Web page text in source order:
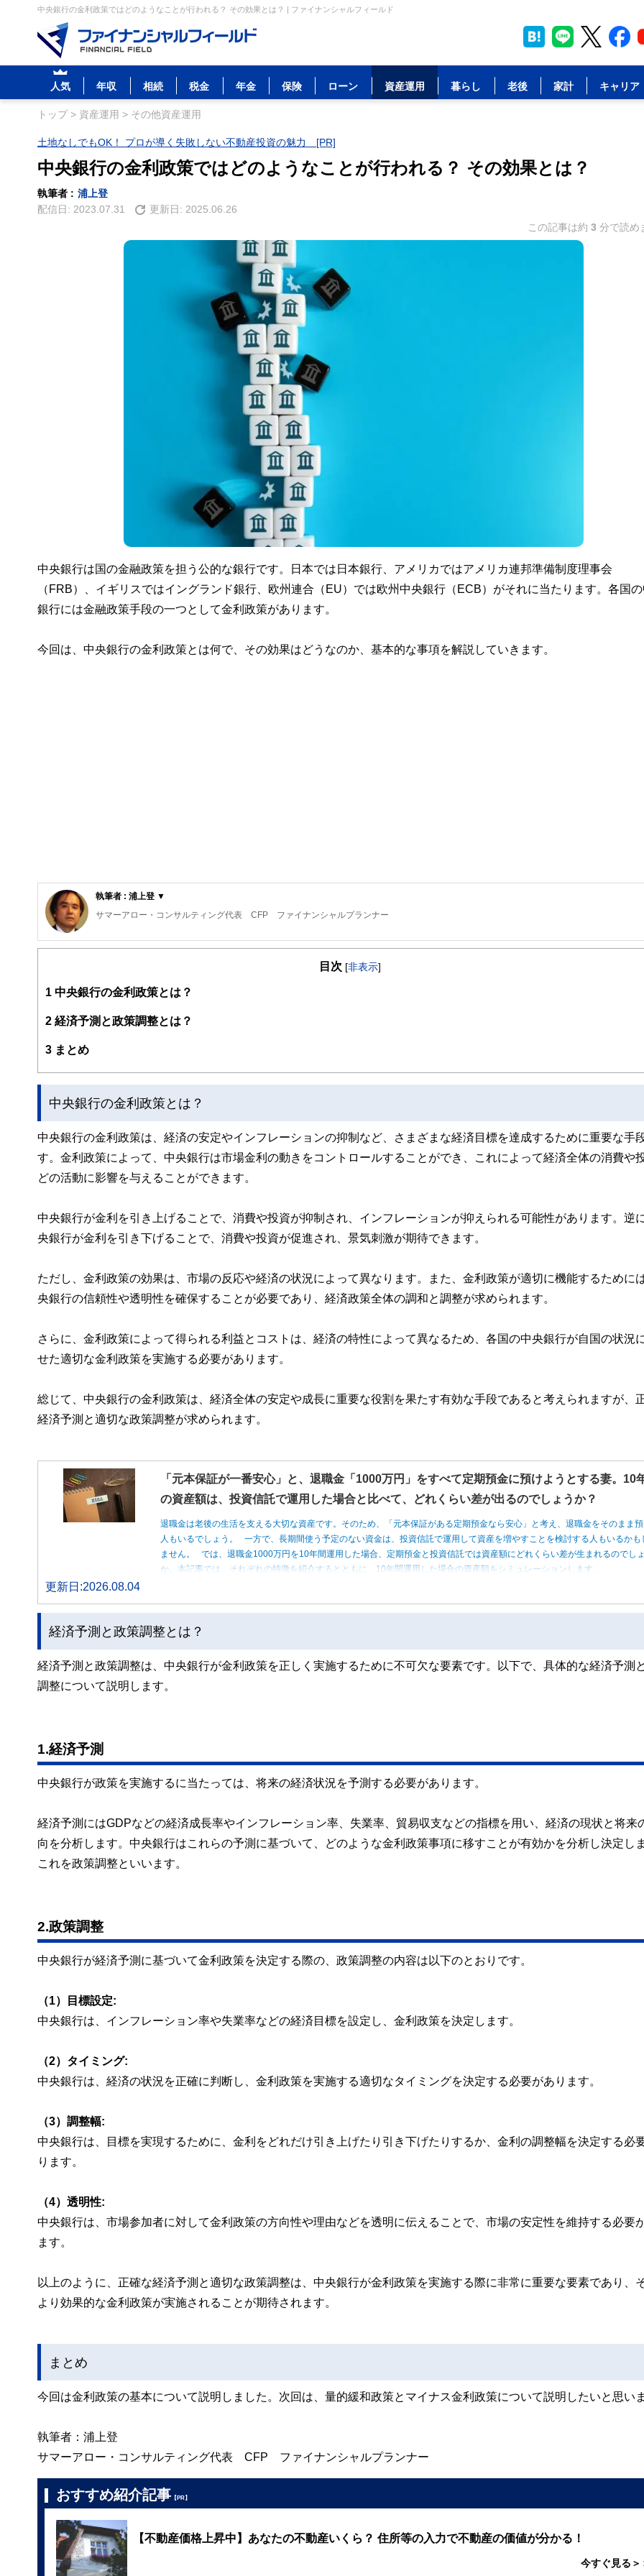
中央銀行の金利政策ではどのようなことが行われる？ その効果とは？ | ファイナンシャルフィールド
人気 年収 相続 税金 年金 保険 ローン 資産運用 暮らし 老後 家計 キャリア
トップ> 資産運用 > その他資産運用
土地なしでもOK！ プロが導く失敗しない不動産投資の魅力 [PR]
中央銀行の金利政策ではどのようなことが行われる？ その効果とは？
執筆者 : 浦上登
配信日: 2023.07.31 更新日: 2025.06.26
この記事は約 3 分で読め
中央銀行は国の金融政策を担う公的な銀行です。日本では日本銀行、アメリカではアメリカ連邦準備制度理事会
（FRB）、イギリスではイングランド銀行、欧州連合（EU）では欧州中央銀行（ECB）がそれに当たります。各国
銀行には金融政策手段の一つとして金利政策があります。
今回は、中央銀行の金利政策とは何で、その効果はどうなのか、基本的な事項を解説していきます。
執筆者 : 浦上登 ▼
サマーアロー・コンサルティング代表 CFP ファイナンシャルプランナー
東京の築地生まれ。魚市場や築地本願寺のある下町で育つ。
ファイナンシャル・プランナーの上位資格であるCFP（日本FP協会認定）を最速で取得。証券外務員第一種（日本証券業協会認定）。
幅広い分野をカバーし、これから人生の礎を築いていく若い人とともに、同年代の高齢者層から絶大な信頼を集めている。
現在、出版を記念して、サマーアロー・コンサルティングHPで無料FP相談を受け付け中。
早稲田大学卒業後、大手重工業メーカーに勤務、海外向けプラント輸出ビジネスに携わる。今までに訪れた国は35か国を超え、海外の話題に
るい。
サマーアロー・コンサルティングHPアドレス：https://briansummer.wixsite.com/summerarrow
目次 [非表示]
1 中央銀行の金利政策とは？
2 経済予測と政策調整とは？
3 まとめ
中央銀行の金利政策とは？
中央銀行の金利政策は、経済の安定やインフレーションの抑制など、さまざまな経済目標を達成するために重要な手
す。金利政策によって、中央銀行は市場金利の動きをコントロールすることができ、これによって経済全体の消費や
どの活動に影響を与えることができます。
中央銀行が金利を引き上げることで、消費や投資が抑制され、インフレーションが抑えられる可能性があります。逆
央銀行が金利を引き下げることで、消費や投資が促進され、景気刺激が期待できます。
ただし、金利政策の効果は、市場の反応や経済の状況によって異なります。また、金利政策が適切に機能するために
央銀行の信頼性や透明性を確保することが必要であり、経済政策全体の調和と調整が求められます。
さらに、金利政策によって得られる利益とコストは、経済の特性によって異なるため、各国の中央銀行が自国の状況
せた適切な金利政策を実施する必要があります。
総じて、中央銀行の金利政策は、経済全体の安定や成長に重要な役割を果たす有効な手段であると考えられますが、
経済予測と適切な政策調整が求められます。
「元本保証が一番安心」と、退職金「1000万円」をすべて定期預金に預けようとする妻。10
の資産額は、投資信託で運用した場合と比べて、どれくらい差が出るのでしょうか？
退職金は老後の生活を支える大切な資産です。そのため、「元本保証がある定期預金なら安心」と考え、退職金をそのまま預
人もいるでしょう。 一方で、長期間使う予定のない資金は、投資信託で運用して資産を増やすことを検討する人もいるかも
ません。 では、退職金1000万円を10年間運用した場合、定期預金と投資信託では資産額にどれくらい差が生まれるのでし
か。本記事では、それぞれの特徴を紹介するとともに、10年間運用した場合の資産額をシミュレーションします。
更新日:2026.08.04
経済予測と政策調整とは？
経済予測と政策調整は、中央銀行が金利政策を正しく実施するために不可欠な要素です。以下で、具体的な経済予測
調整について説明します。
1.経済予測
中央銀行が政策を実施するに当たっては、将来の経済状況を予測する必要があります。
経済予測にはGDPなどの経済成長率やインフレーション率、失業率、貿易収支などの指標を用い、経済の現状と将来
向を分析します。中央銀行はこれらの予測に基づいて、どのような金利政策事項に移すことが有効かを分析し決定しま
これを政策調整といいます。
2.政策調整
中央銀行が経済予測に基づいて金利政策を決定する際の、政策調整の内容は以下のとおりです。
（1）目標設定:
中央銀行は、インフレーション率や失業率などの経済目標を設定し、金利政策を決定します。
（2）タイミング:
中央銀行は、経済の状況を正確に判断し、金利政策を実施する適切なタイミングを決定する必要があります。
（3）調整幅:
中央銀行は、目標を実現するために、金利をどれだけ引き上げたり引き下げたりするか、金利の調整幅を決定する必
ります。
（4）透明性:
中央銀行は、市場参加者に対して金利政策の方向性や理由などを透明に伝えることで、市場の安定性を維持する必要
ます。
以上のように、正確な経済予測と適切な政策調整は、中央銀行が金利政策を実施する際に非常に重要な要素であり、
より効果的な金利政策が実施されることが期待されます。
まとめ
今回は金利政策の基本について説明しました。次回は、量的緩和政策とマイナス金利政策について説明したいと思いま
執筆者：浦上登
サマーアロー・コンサルティング代表 CFP ファイナンシャルプランナー
おすすめ紹介記事 【PR】
【不動産価格上昇中】あなたの不動産いくら？ 住所等の入力で不動産の価値が分かる！
今すぐ見る＞